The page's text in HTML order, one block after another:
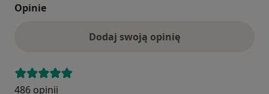
Opinie
Dodaj swoją opinię
486 opinii